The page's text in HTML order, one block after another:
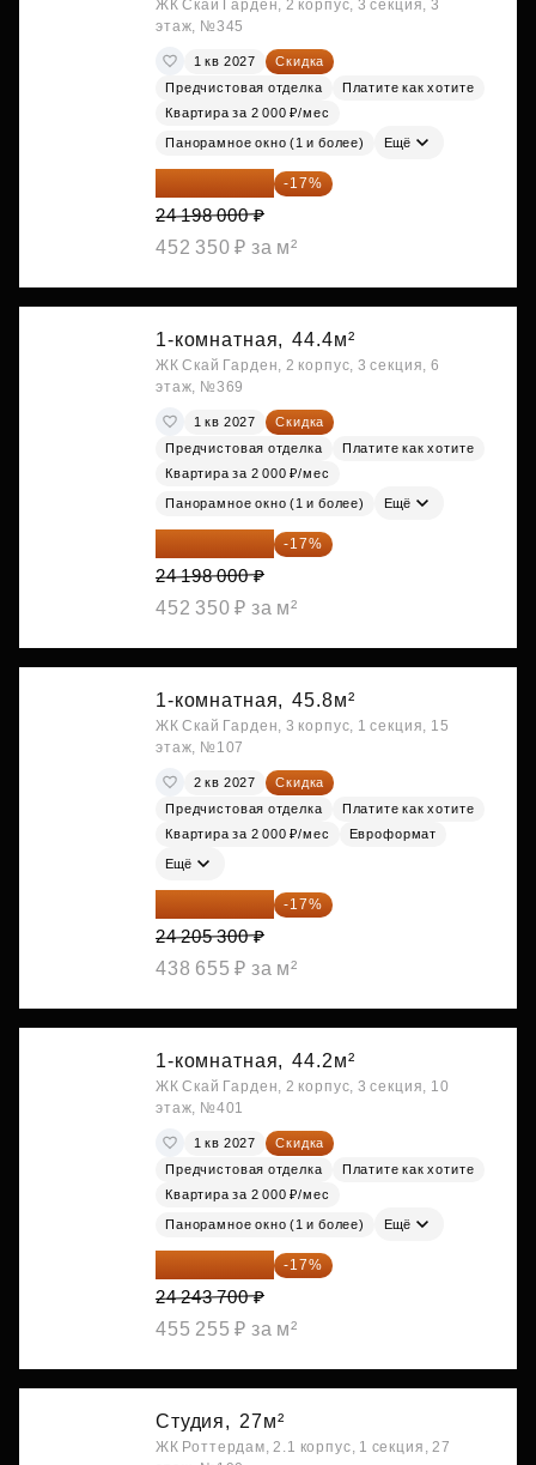
ЖК Скай Гарден, 2 корпус, 3 секция, 3
этаж, №345
1 кв 2027
Скидка
Предчистовая отделка
Платите как хотите
Квартира за 2 000 ₽/мес
Панорамное окно (1 и более) Ещё
20 084 340 ₽ -17%
24 198 000 ₽
452 350 ₽ за м²
1-комнатная, 44.4м²
ЖК Скай Гарден, 2 корпус, 3 секция, 6
этаж, №369
1 кв 2027
Скидка
Предчистовая отделка
Платите как хотите
Квартира за 2 000 ₽/мес
Панорамное окно (1 и более) Ещё
20 084 340 ₽ -17%
24 198 000 ₽
452 350 ₽ за м²
1-комнатная, 45.8м²
ЖК Скай Гарден, 3 корпус, 1 секция, 15
этаж, №107
2 кв 2027
Скидка
Предчистовая отделка
Платите как хотите
Квартира за 2 000 ₽/мес
Евроформат
Ещё
20 090 399 ₽ -17%
24 205 300 ₽
438 655 ₽ за м²
1-комнатная, 44.2м²
ЖК Скай Гарден, 2 корпус, 3 секция, 10
этаж, №401
1 кв 2027
Скидка
Предчистовая отделка
Платите как хотите
Квартира за 2 000 ₽/мес
Панорамное окно (1 и более) Ещё
20 122 271 ₽ -17%
24 243 700 ₽
455 255 ₽ за м²
Студия, 27м²
ЖК Роттердам, 2.1 корпус, 1 секция, 27